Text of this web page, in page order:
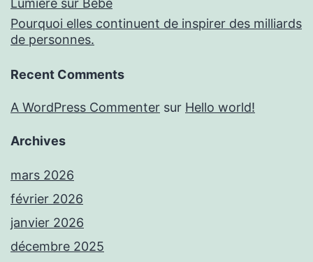
Lumière sur Bébé
Pourquoi elles continuent de inspirer des milliards
de personnes.
Recent Comments
A WordPress Commenter sur Hello world!
Archives
mars 2026
février 2026
janvier 2026
décembre 2025